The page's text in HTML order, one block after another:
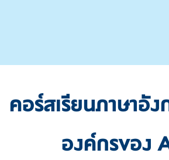
คอร์สเรียนภาษาอั
องค์กรของ